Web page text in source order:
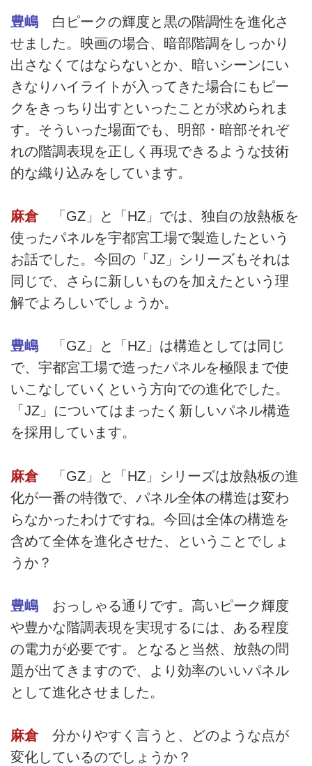
豊嶋 白ピークの輝度と黒の階調性を進化さ
せました。映画の場合、暗部階調をしっかり
出さなくてはならないとか、暗いシーンにい
きなりハイライトが入ってきた場合にもピー
クをきっちり出すといったことが求められま
す。そういった場面でも、明部・暗部それぞ
れの階調表現を正しく再現できるような技術
的な織り込みをしています。
麻倉「GZ」と「HZ」では、独自の放熱板を
使ったパネルを宇都宮工場で製造したという
お話でした。今回の「JZ」シリーズもそれは
同じで、さらに新しいものを加えたという理
解でよろしいでしょうか。
豊嶋 「GZ」と「HZ」は構造としては同じ
で、宇都宮工場で造ったパネルを極限まで使
いこなしていくという方向での進化でした。
「JZ」についてはまったく新しいパネル構造
を採用しています。
麻倉「GZ」と「HZ」シリーズは放熱板の進
化が一番の特徴で、パネル全体の構造は変わ
らなかったわけですね。今回は全体の構造を
含めて全体を進化させた、ということでしょ
うか？
豊嶋 おっしゃる通りです。高いピーク輝度
や豊かな階調表現を実現するには、ある程度
の電力が必要です。となると当然、放熱の問
題が出てきますので、より効率のいいパネル
として進化させました。
麻倉分かりやすく言うと、どのような点が
変化しているのでしょうか？